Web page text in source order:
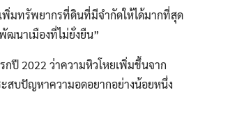
เพิ่มทรัพยากรที่ดินที่มีจำกัดให้ได้มากที่สุด
ฒนาเมืองที่ไม่ยั่งยืน”
กปี 2022 ว่าความหิวโหยเพิ่มขึ้นจาก
สบปัญหาความอดอยากอย่างน้อยหนึ่ง